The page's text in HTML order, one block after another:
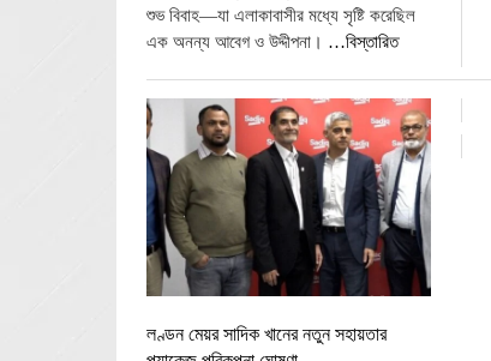
শুভ বিবাহ—যা এলাকাবাসীর মধ্যে সৃষ্টি করেছিল
এক অনন্য আবেগ ও উদ্দীপনা। …বিস্তারিত
লণ্ডন মেয়র সাদিক খানের নতুন সহায়তার